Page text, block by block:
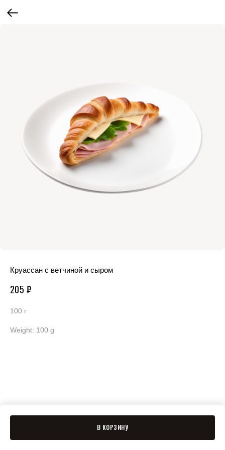
Круассан с ветчиной и сыром
205 ₽
В КОРЗИНУ
100 г
Weight: 100 g